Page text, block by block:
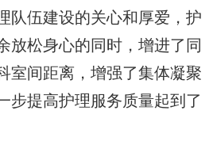
队伍建设的关心和厚爱，护
放松身心的同时，增进了同
室间距离，增强了集体凝聚
步提高护理服务质量起到了